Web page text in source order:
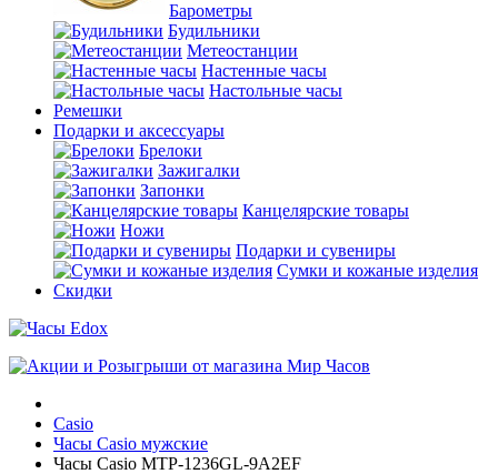
Барометры
Будильники
Метеостанции
Настенные часы
Настольные часы
Ремешки
Подарки и аксессуары
Брелоки
Зажигалки
Запонки
Канцелярские товары
Ножи
Подарки и сувениры
Сумки и кожаные изделия
Скидки
Casio
Часы Casio мужские
Часы Casio MTP-1236GL-9A2EF